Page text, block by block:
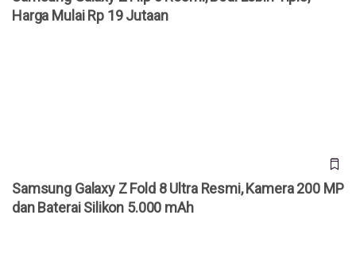
Harga Mulai Rp 19 Jutaan
Samsung Galaxy Z Fold 8 Ultra Resmi, Kamera 200 MP
dan Baterai Silikon 5.000 mAh